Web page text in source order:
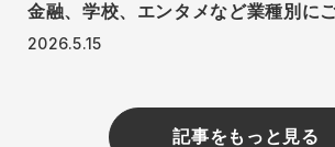
金融、学校、エンタメなど業種別に
2026.5.15
記事をもっと見る